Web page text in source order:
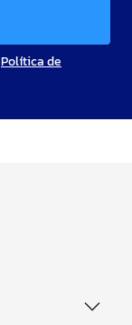
Política de